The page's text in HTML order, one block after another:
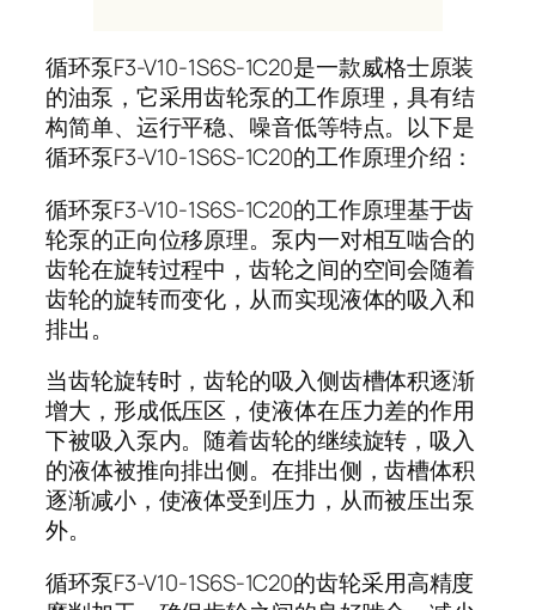
循环泵F3-V10-1S6S-1C20是一款威格士原装
的油泵，它采用齿轮泵的工作原理，具有结
构简单、运行平稳、噪音低等特点。以下是
循环泵F3-V10-1S6S-1C20的工作原理介绍：
循环泵F3-V10-1S6S-1C20的工作原理基于齿
轮泵的正向位移原理。泵内一对相互啮合的
齿轮在旋转过程中，齿轮之间的空间会随着
齿轮的旋转而变化，从而实现液体的吸入和
排出。
当齿轮旋转时，齿轮的吸入侧齿槽体积逐渐
增大，形成低压区，使液体在压力差的作用
下被吸入泵内。随着齿轮的继续旋转，吸入
的液体被推向排出侧。在排出侧，齿槽体积
逐渐减小，使液体受到压力，从而被压出泵
外。
循环泵F3-V10-1S6S-1C20的齿轮采用高精度